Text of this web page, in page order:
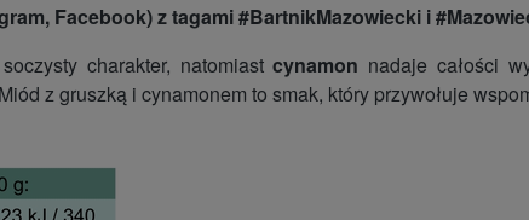
Facebook) z tagami #BartnikMazowiecki i
charakter, natomiastcynamon nadaje całości
z gruszką i cynamonem to smak, który przywołuje